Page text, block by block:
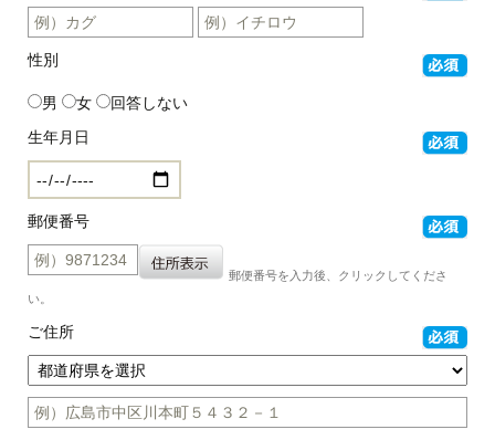
性別
男 女
回答しない
生年月日
郵便番号
郵便番号を入力後、クリックしてくださ
い。
ご住所